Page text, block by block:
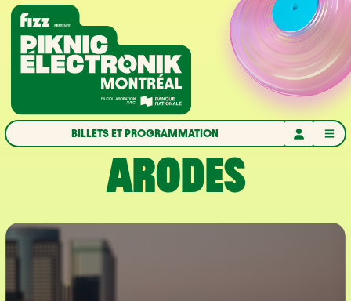
Aller à la navigation
Aller au contenu
Accueil
BILLETS ET PROGRAMMATION
ARODES